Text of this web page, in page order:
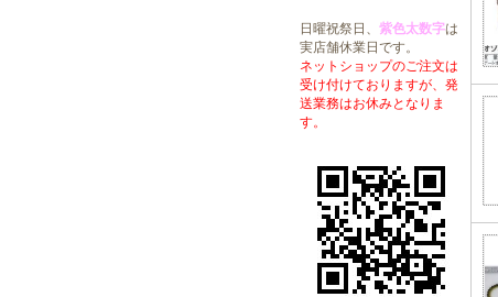
日曜祝祭日、 紫色太数字は
実店舗休業日です。
ネットショップのご注文は
受け付けておりますが、発
送業務はお休みとなりま
す。